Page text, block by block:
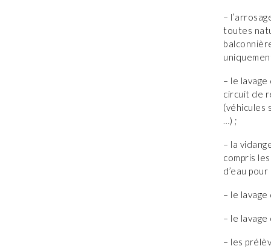
–
toutes
– le
circuit de
(véhicules
…) ;
– la
compris
d’eau
– le
– le
– les